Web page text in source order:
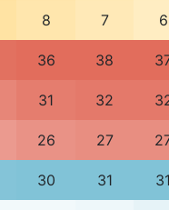
8 7 6
36 38
31 32
26 27
30 31 31